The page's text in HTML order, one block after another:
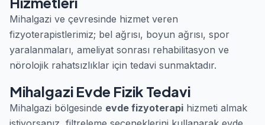
Mihalgazi ve çevresinde hizmet veren
fizyoterapistlerimiz; bel ağrısı, boyun ağrısı, spor
yaralanmaları, ameliyat sonrası rehabilitasyon ve
nörolojik rahatsızlıklar için tedavi sunmaktadır.
Mihalgazi Evde Fizik Tedavi
Mihalgazi bölgesinde evde fizyoterapi hizmeti almak